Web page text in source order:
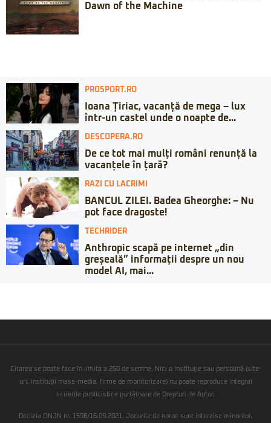
Dawn of the Machine
PROSPORT.RO
Ioana Țiriac, vacanță de mega – lux
într-un castel unde o noapte de...
DESCOPERA.RO
De ce tot mai mulți români renunță la
vacanțele în țară?
RAZI CU LACRIMI
BANCUL ZILEI. Badea Gheorghe: – Nu
pot face dragoste!
TECHRIDER
Anthropic scapă pe internet „din
greșeală” informații despre un nou
model AI, mai...
Citarea se poate face în limita a 250 de semne. Nici o instituţie sau persoană (site-
uri, instituţii mass-media, firme de monitorizare) nu poate reproduce integral
scrierile publicistice purtătoare de Drepturi de Autor.
Decizia ONJN nr. 1598/16.09.2021. Jocurile de noroc sunt interzise minorilor.